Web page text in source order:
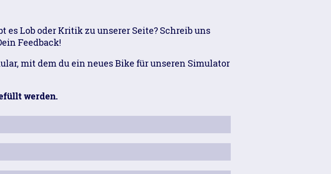
es Lob oder Kritik zu unserer Seite? Schreib uns
Feedback!
mit dem du ein neues Bike für unseren Simulator
werden.